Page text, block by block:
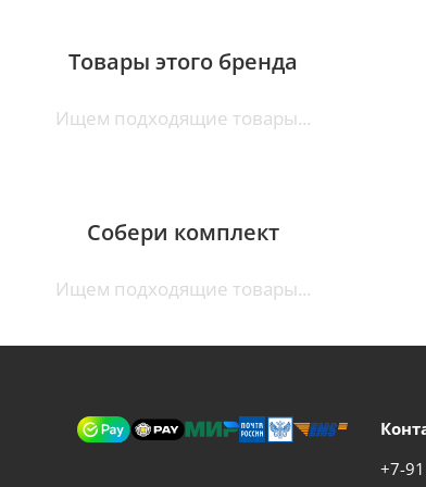
Товары этого бренда
Ищем подходящие товары...
Собери комплект
Ищем подходящие товары...
+7-